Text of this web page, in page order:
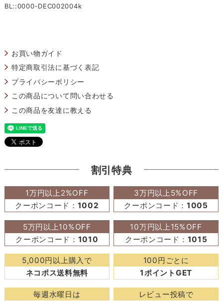
BL::0000-DEC002004k
お買い物ガイド
特定商取引法に基づく表記
プライバシーポリシー
この商品について問い合わせる
この商品を友達に教える
割引特典
1万円以上2%OFF
クーポンコード： 1002
3万円以上5%OFF
クーポンコード：1005
5万円以上10%OFF
クーポンコード： 1010
10万円以上15%OFF
クーポンコード： 1015
5,000円以上購入で
ネコポス送料無料
100円ごとに
1ポイントGET
毎週水曜日は
レビュー投稿で